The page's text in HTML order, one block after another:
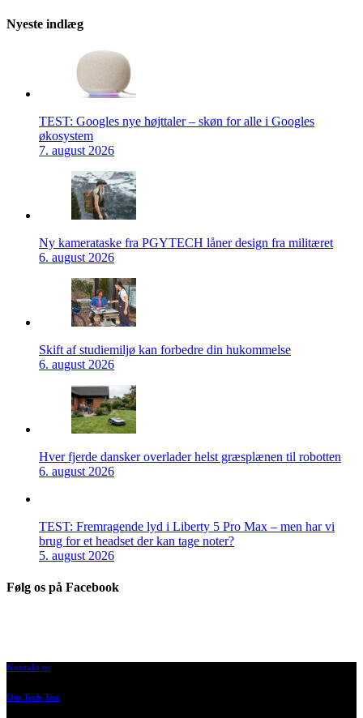
Nyeste indlæg
TEST: Googles nye højttaler – skøn for alle i Googles
økosystem
7. august 2026
Ny kamerataske fra PGYTECH låner design fra militæret
6. august 2026
Skift af studiemiljø kan forbedre din hukommelse
6. august 2026
Hver fjerde dansker overlader helst græsplænen til robotten
6. august 2026
TEST: Fremragende lyd i Liberty 5 Pro Max – men har vi
brug for et headset der kan tage noter?
5. august 2026
Følg os på Facebook
Kontakt os
Om Tech-Test